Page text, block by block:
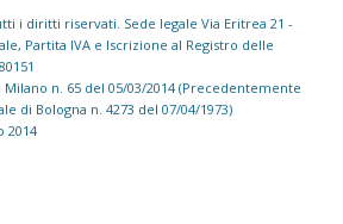
i diritti riservati. Sede legale Via Eritrea 21 -
Partita IVA e Iscrizione al Registro delle
n. 65 del 05/03/2014 (Precedentemente
di Bologna n. 4273 del 07/04/1973)
2014